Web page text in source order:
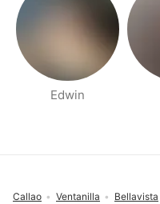
Edwin
Callao Ventanilla Bellavista